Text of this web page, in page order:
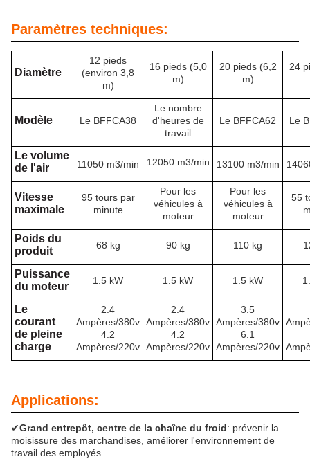
Paramètres techniques:
Diamètre
12 pieds
(environ 3,8
m)
16 pieds (5,0
m)
20 pieds (6,2
m)
24
Modèle Le BFFCA38
Le nombre
d'heures de
travail
Le BFFCA62 Le
Le volume
de l'air
11050 m3/min 12050 m3/min 13100 m3/min
Vitesse
maximale
95 tours par
minute
Pour les
véhicules à
moteur
Pour les
véhicules à
moteur
55
Poids du
produit
68 kg 90 kg 110 kg
Puissance
du moteur
1.5 kW 1.5 kW 1.5 kW
Le
courant
de pleine
charge
2.4
Ampères/380v
4.2
Ampères/220v
2.4
Ampères/380v
4.2
Ampères/220v
3.5
Ampères/380v
6.1
Ampères/220v
Applications:
✔Grand entrepôt, centre de la chaîne du froid: prévenir la
moisissure des marchandises, améliorer l'environnement de
travail des employés